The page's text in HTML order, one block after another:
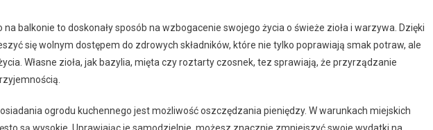
balkonie to doskonały sposób na wzbogacenie swojego życia o świeże zioła i warzywa. Dzięki
się wolnym dostępem do zdrowych składników, które nie tylko poprawiają smak potraw, ale
Własne zioła, jak bazylia, mięta czy roztarty czosnek, tez sprawiają, że przyrządzanie
ogrodu kuchennego jest możliwość oszczędzania pieniędzy. W warunkach miejskich